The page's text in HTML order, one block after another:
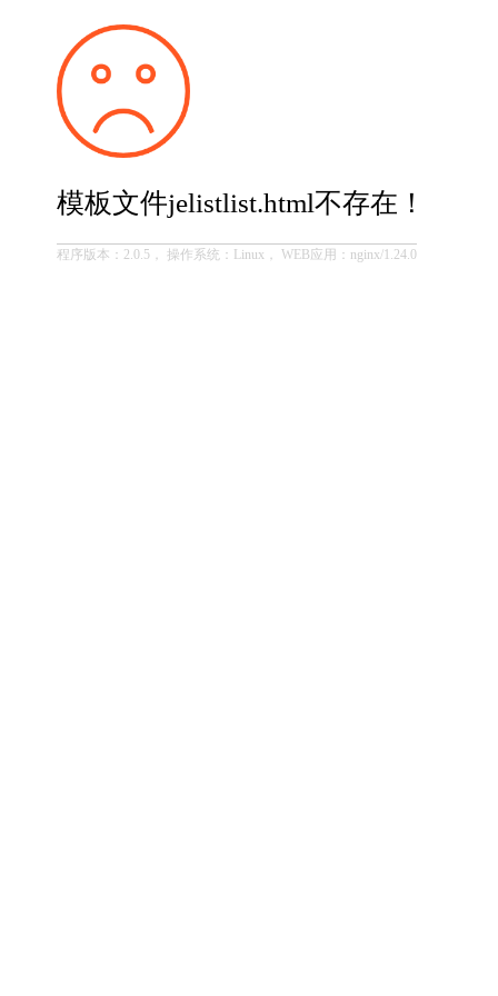
模板文件jelistlist.html不存在！
程序版本：2.0.5， 操作系统：Linux， WEB应用：nginx/1.24.0